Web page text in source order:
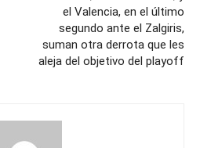
el Valencia, en el último
segundo ante el Zalgiris,
suman otra derrota que les
aleja del objetivo del playoff